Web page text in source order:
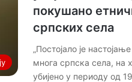
покушано
српских села
„Постојало је
многа српска села, на
убијено у периоду од